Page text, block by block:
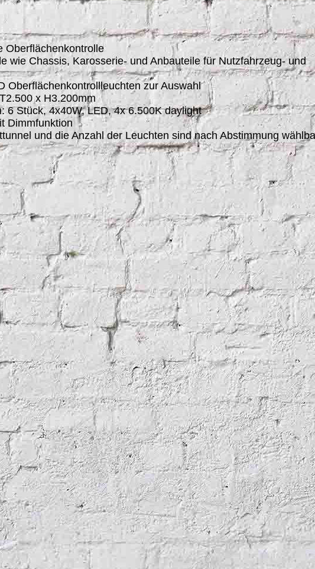
Oberflächenkontrolle
wie Chassis, Karosserie- und Anbauteile für Nutzfahrzeug- und
Oberflächenkontrollleuchten zur Auswahl
x H3.200mm
6 Stück, 4x40W, LED, 4x 6.500K daylight
Dimmfunktion
und die Anzahl der Leuchten sind nach Abstimmung